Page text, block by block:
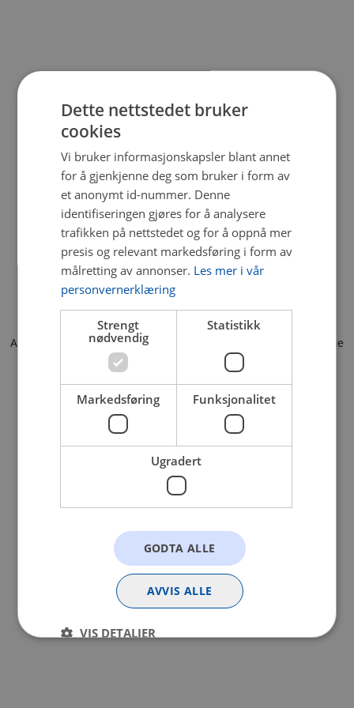
Application error: a client-side exception has occurred (see the
browser console for more information).
Dette nettstedet bruker
cookies
Vi bruker informasjonskapsler blant annet
for å gjenkjenne deg som bruker i form av
et anonymt id-nummer. Denne
identifiseringen gjøres for å analysere
trafikken på nettstedet og for å oppnå mer
presis og relevant markedsføring i form av
målretting av annonser. Les mer i vår
personvernerklæring
Strengt
nødvendig
Statistikk
Markedsføring Funksjonalitet
Ugradert
GODTA ALLE
AVVIS ALLE
VIS DETALJER